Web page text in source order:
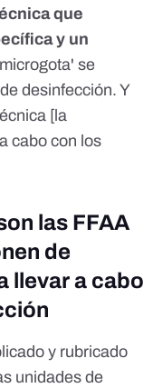
que
y un
se
desinfección. Y
[la
cabo con los
las FFAA
de
llevar a cabo
y rubricado
unidades de